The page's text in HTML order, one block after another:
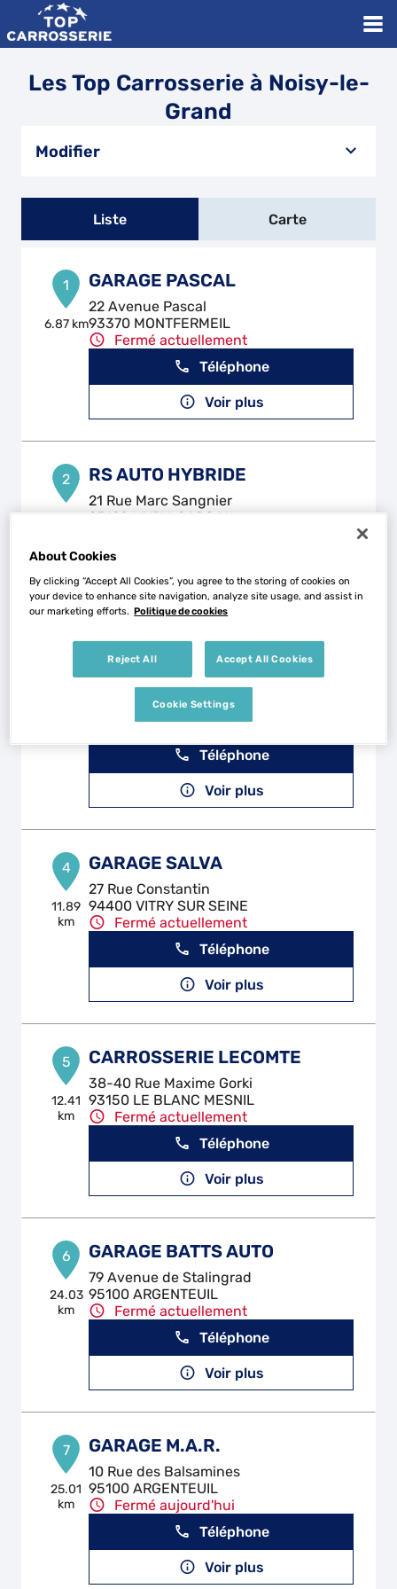
Les Top Carrosserie à Noisy-le-
Grand
Modifier
Liste Carte
1
6.87 km
GARAGE PASCAL
22 Avenue Pascal
93370 MONTFERMEIL
Fermé actuellement
Téléphone
Voir plus
2 RS AUTO HYBRIDE
21 Rue Marc Sangnier
93190 LIVRY-GARGAN
Voir plus
GARAGE PARIS MOTORS
93100 MONTREUIL
Téléphone
Voir plus
4
11.89
km
GARAGE SALVA
27 Rue Constantin
94400 VITRY SUR SEINE
Fermé actuellement
Téléphone
Voir plus
5
12.41
km
CARROSSERIE LECOMTE
38-40 Rue Maxime Gorki
93150 LE BLANC MESNIL
Fermé actuellement
Téléphone
Voir plus
6
24.03
km
GARAGE BATTS AUTO
79 Avenue de Stalingrad
95100 ARGENTEUIL
Fermé actuellement
Téléphone
Voir plus
7
25.01
km
GARAGE M.A.R.
10 Rue des Balsamines
95100 ARGENTEUIL
Fermé aujourd'hui
Téléphone
Voir plus
About Cookies
By clicking “Accept All Cookies”, you agree to the storing of cookies on
your device to enhance site navigation, analyze site usage, and assist in
our marketing efforts. Politique de cookies
Reject All Accept All Cookies
Cookie Settings